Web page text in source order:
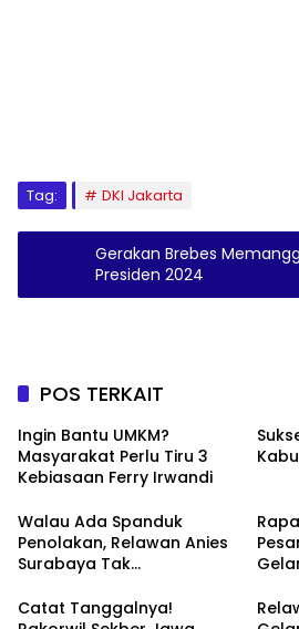
Tag: DKI Jakarta
Gerakan Brebes
Presiden 2024
POS TERKAIT
Ingin Bantu UMKM?
Masyarakat Perlu Tiru 3
Kebiasaan Ferry Irwandi
Walau Ada Spanduk
Penolakan, Relawan Anies
Surabaya Tak
Catat Tanggalnya!